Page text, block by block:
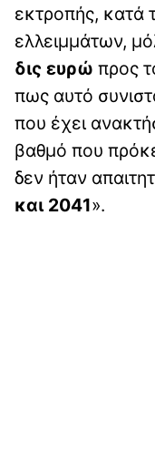
εκτροπής, κατά
ελλειμμάτων,
δις ευρώ προς
πως αυτό
που έχει
βαθμό που
δεν ήταν
και 2041».